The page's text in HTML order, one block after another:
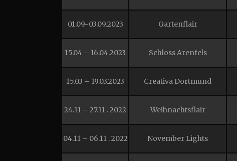
01.09-03.09.2023 Gartenflair
15.04 – 16.04.2023 Schloss Arenfels
15.03 – 19.03.2023 Creativa Dortmund
24.11 – 27.11 . 2022 Weihnachtsflair
04.11 – 06.11 . 2022 November Lights